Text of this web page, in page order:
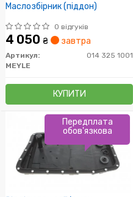
Маслозбірник (піддон)
0 відгуків
4 050 ₴ завтра
Артикул:
014 325 1001
MEYLE
КУПИТИ
Передплата
обов'язкова